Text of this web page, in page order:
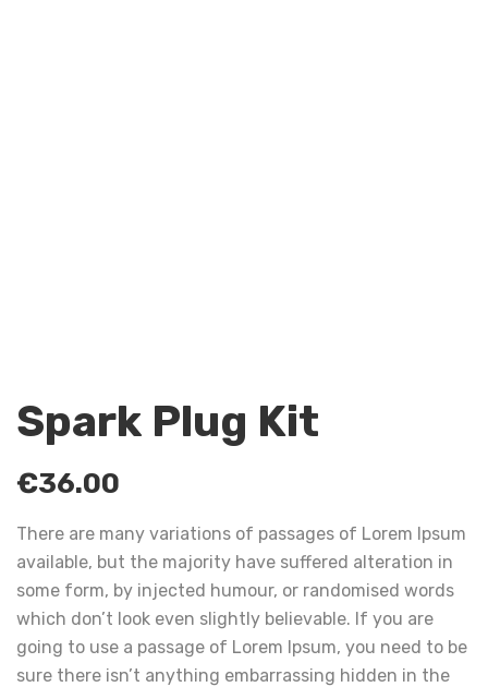
Spark Plug Kit
€36.00
There are many variations of passages of Lorem Ipsum
available, but the majority have suffered alteration in
some form, by injected humour, or randomised words
which don’t look even slightly believable. If you are
going to use a passage of Lorem Ipsum, you need to be
sure there isn’t anything embarrassing hidden in the